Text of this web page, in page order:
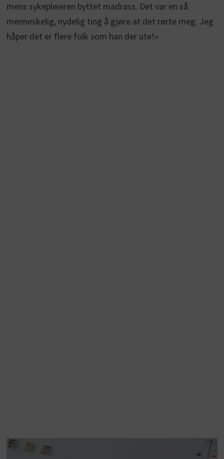
mens sykepleieren byttet madrass. Det var en så
menneskelig, nydelig ting å gjøre at det rørte meg. Jeg
håper det er flere folk som han der ute!»